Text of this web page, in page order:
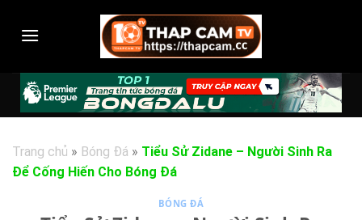
dung
Trang chủ » Bóng Đá » Tiểu Sử Zidane – Người Sinh Ra
Để Cống Hiến Cho Bóng Đá
BÓNG ĐÁ